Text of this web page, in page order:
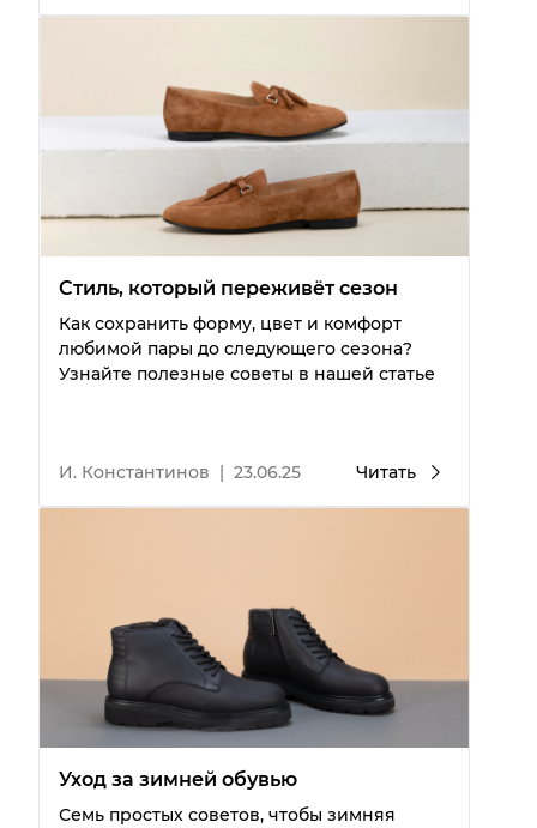
Стиль, который переживёт сезон
Как сохранить форму, цвет и комфорт
любимой пары до следующего сезона?
Узнайте полезные советы в нашей статье
И. Константинов | 23.06.25 Читать
Уход за зимней обувью
Семь простых советов, чтобы зимняя